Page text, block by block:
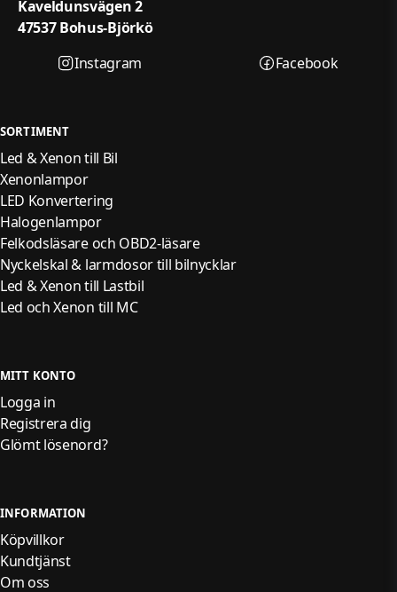
Kaveldunsvägen 2
47537 Bohus-Björkö
Instagram
Facebook
SORTIMENT
Led & Xenon till Bil
Xenonlampor
LED Konvertering
Halogenlampor
Felkodsläsare och OBD2-läsare
Nyckelskal & larmdosor till bilnycklar
Led & Xenon till Lastbil
Led och Xenon till MC
MITT KONTO
Logga in
Registrera dig
Glömt lösenord?
INFORMATION
Köpvillkor
Kundtjänst
Om oss